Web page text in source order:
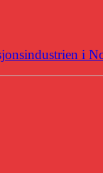
i